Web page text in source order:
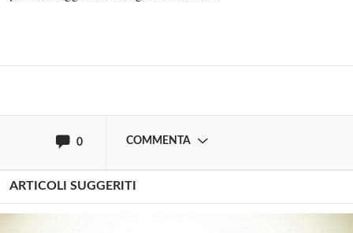
0 COMMENTA
ARTICOLI SUGGERITI